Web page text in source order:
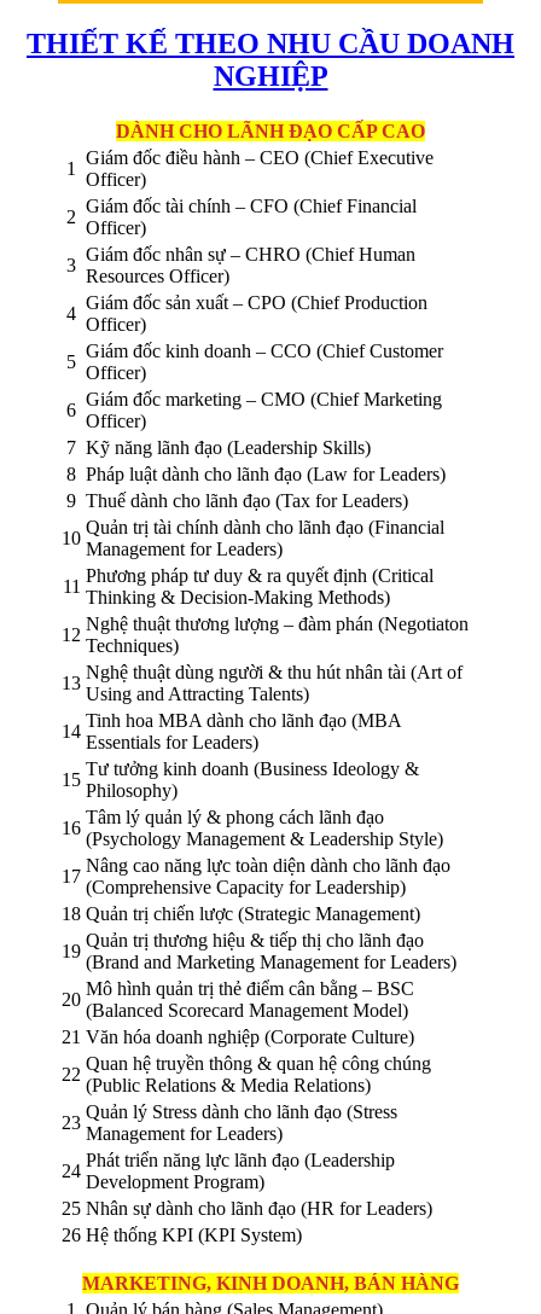
THIẾT KẾ THEO NHU CẦU DOANH
NGHIỆP
DÀNH CHO LÃNH ĐẠO CẤP CAO
1
Giám đốc điều hành – CEO (Chief Executive
Officer)
2
Giám đốc tài chính – CFO (Chief Financial
Officer)
3
Giám đốc nhân sự – CHRO (Chief Human
Resources Officer)
4
Giám đốc sản xuất – CPO (Chief Production
Officer)
5
Giám đốc kinh doanh – CCO (Chief Customer
Officer)
6
Giám đốc marketing – CMO (Chief Marketing
Officer)
7 Kỹ năng lãnh đạo (Leadership Skills)
8 Pháp luật dành cho lãnh đạo (Law for Leaders)
9 Thuế dành cho lãnh đạo (Tax for Leaders)
10
Quản trị tài chính dành cho lãnh đạo (Financial
Management for Leaders)
11
Phương pháp tư duy & ra quyết định (Critical
Thinking & Decision-Making Methods)
12
Nghệ thuật thương lượng – đàm phán (Negotiaton
Techniques)
13
Nghệ thuật dùng người & thu hút nhân tài (Art of
Using and Attracting Talents)
14
Tinh hoa MBA dành cho lãnh đạo (MBA
Essentials for Leaders)
15
Tư tưởng kinh doanh (Business Ideology &
Philosophy)
16
Tâm lý quản lý & phong cách lãnh đạo
(Psychology Management & Leadership Style)
17
Nâng cao năng lực toàn diện dành cho lãnh đạo
(Comprehensive Capacity for Leadership)
18 Quản trị chiến lược (Strategic Management)
19
Quản trị thương hiệu & tiếp thị cho lãnh đạo
(Brand and Marketing Management for Leaders)
20
Mô hình quản trị thẻ điểm cân bằng – BSC
(Balanced Scorecard Management Model)
21 Văn hóa doanh nghiệp (Corporate Culture)
22
Quan hệ truyền thông & quan hệ công chúng
(Public Relations & Media Relations)
23
Quản lý Stress dành cho lãnh đạo (Stress
Management for Leaders)
24
Phát triển năng lực lãnh đạo (Leadership
Development Program)
25 Nhân sự dành cho lãnh đạo (HR for Leaders)
26 Hệ thống KPI (KPI System)
MARKETING, KINH DOANH, BÁN HÀNG
1
Quản lý bán hàng (Sales Management)